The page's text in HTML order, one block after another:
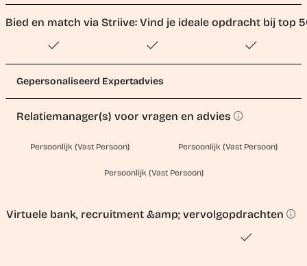
Bied en match via Striive: Vind je ideale opdracht bij top
Gepersonaliseerd Expertadvies
Relatiemanager(s) voor vragen en advies
Persoonlijk (Vast Persoon) Persoonlijk (Vast Persoon)
Persoonlijk (Vast Persoon)
Virtuele bank, recruitment &amp; vervolgopdrachten